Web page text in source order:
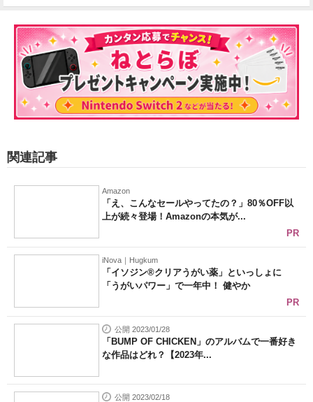
関連記事
Amazon
「え、こんなセールやってたの？」80％OFF以
上が続々登場！Amazonの本気が...
PR
iNova｜Hugkum
「イソジン®クリアうがい薬」といっしょに
「うがいパワー」で一年中！ 健やか
PR
公開 2023/01/28
「BUMP OF CHICKEN」のアルバムで一番好き
な作品はどれ？【2023年...
公開 2023/02/18